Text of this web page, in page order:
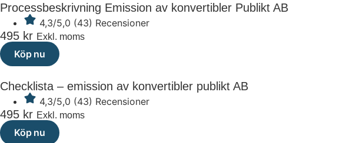
Processbeskrivning Emission av konvertibler Publikt AB
4,3/5,0 (43) Recensioner
495 kr Exkl. moms
Köp nu
Checklista – emission av konvertibler publikt AB
4,3/5,0 (43) Recensioner
495 kr Exkl. moms
Köp nu